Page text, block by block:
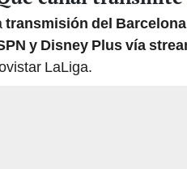
transmisión del
y Disney Plus vía
LaLiga.